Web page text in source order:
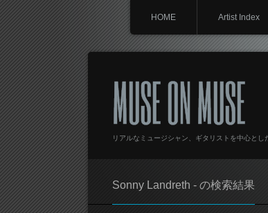
HOME Artist Index
MUSE ON MUSE
リアルなミュージシャン、ギタリストを中心と
Sonny Landreth - の検索結果